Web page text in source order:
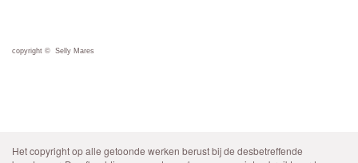
copyright © Selly Mares
Het copyright op alle getoonde werken berust bij de desbetreffende